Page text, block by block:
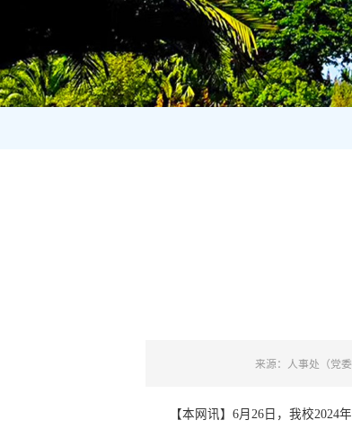
来源：人事处（党委
【本网讯】6月26日，我校